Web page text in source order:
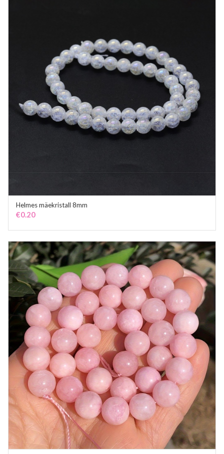
Helmes mäekristall 8mm
€0.20